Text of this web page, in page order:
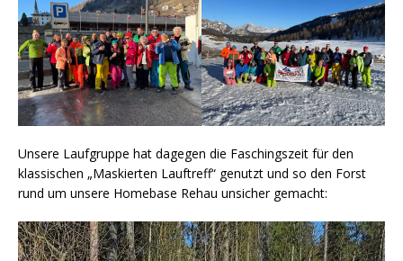
Unsere Laufgruppe hat dagegen die Faschingszeit für den
klassischen „Maskierten Lauftreff“ genutzt und so den Forst
rund um unsere Homebase Rehau unsicher gemacht: